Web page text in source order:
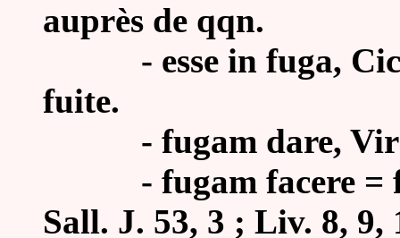
auprès de qqn.
- esse in fuga, Cic.
fuite.
- fugam dare, Virg.
- fugam facere =
Sall. J. 53, 3 ; Liv. 8, 9,